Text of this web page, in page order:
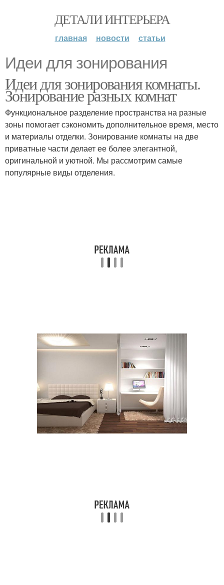
ДЕТАЛИ ИНТЕРЬЕРА
главная новости статьи
Идеи для зонирования
Идеи для зонирования комнаты.
Зонирование разных комнат
Функциональное разделение пространства на разные
зоны помогает сэкономить дополнительное время, место
и материалы отделки. Зонирование комнаты на две
приватные части делает ее более элегантной,
оригинальной и уютной. Мы рассмотрим самые
популярные виды отделения.